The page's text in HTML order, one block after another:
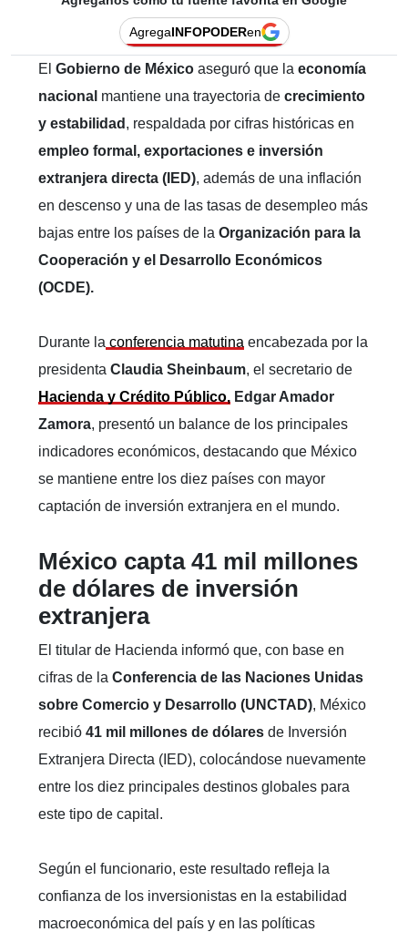
AgregaINFOPODERen
El Gobierno de México aseguró que la economía
nacional mantiene una trayectoria de crecimiento
y estabilidad , respaldada por cifras históricas en
empleo formal, exportaciones e inversión
extranjera directa (IED), además de una inflación
en descenso y una de las tasas de desempleo más
bajas entre los países de la Organización para la
Cooperación y el Desarrollo Económicos
(OCDE).
Durante la conferencia matutina encabezada por la
presidenta Claudia Sheinbaum, el secretario de
Hacienda y Crédito Público, Edgar Amador
Zamora, presentó un balance de los principales
indicadores económicos, destacando que México
se mantiene entre los diez países con mayor
captación de inversión extranjera en el mundo.
México capta 41 mil millones
de dólares de inversión
extranjera
El titular de Hacienda informó que, con base en
cifras de la Conferencia de las Naciones Unidas
sobre Comercio y Desarrollo (UNCTAD), México
recibió 41 mil millones de dólares de Inversión
Extranjera Directa (IED), colocándose nuevamente
entre los diez principales destinos globales para
este tipo de capital.
Según el funcionario, este resultado refleja la
confianza de los inversionistas en la estabilidad
macroeconómica del país y en las políticas